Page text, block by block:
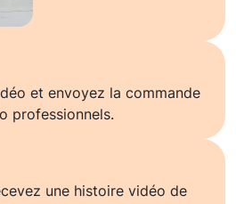
et envoyez la commande
professionnels.
une histoire vidéo de